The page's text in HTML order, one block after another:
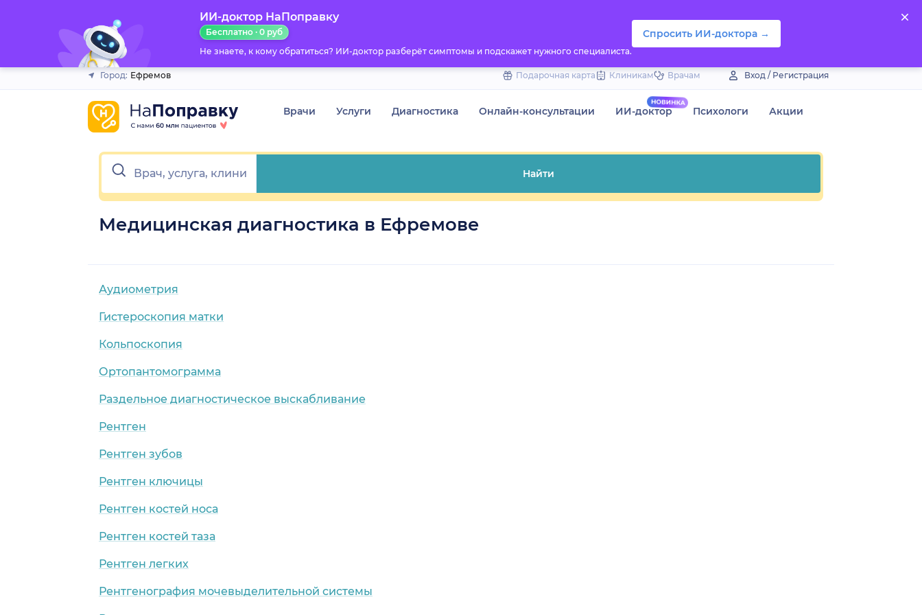
ИИ-доктор НаПоправку
Бесплатно · 0 руб
Не знаете, к кому обратиться? ИИ-доктор разберёт симптомы и подскажет нужного специалиста.
Спросить ИИ-доктора →
Город: Ефремов Подарочная карта Клиникам Врачам Вход / Регистрация
Врачи Услуги Диагностика Онлайн-консультации ИИ-доктор Психологи Акции
Найти
Медицинская диагностика в Ефремове
Аудиометрия
Гистероскопия матки
Кольпоскопия
Ортопантомограмма
Раздельное диагностическое выскабливание
Рентген
Рентген зубов
Рентген ключицы
Рентген костей носа
Рентген костей таза
Рентген легких
Рентгенография мочевыделительной системы